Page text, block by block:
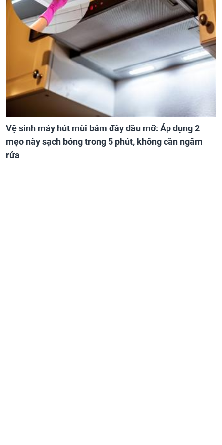
Vệ sinh máy hút mùi bám đầy dầu mỡ: Áp dụng 2
mẹo này sạch bóng trong 5 phút, không cần ngâm
rửa